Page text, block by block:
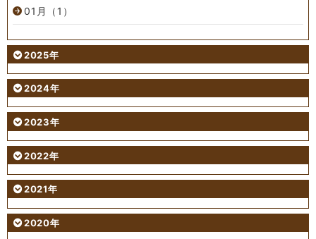
01月（1）
2025年
2024年
2023年
2022年
2021年
2020年